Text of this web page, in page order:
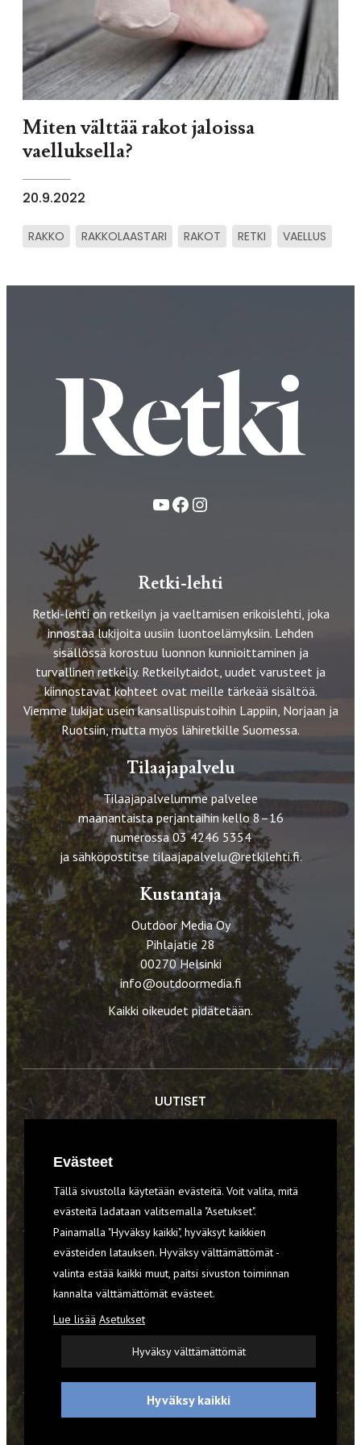
Miten välttää rakot jaloissa
vaelluksella?
20.9.2022
RAKKO RAKKOLAASTARI RAKOT RETKI VAELLUS
YouTube
FacebookInstagram
Retki-lehti
Retki-lehti on retkeilyn ja vaeltamisen erikoislehti, joka
innostaa lukijoita uusiin luontoelämyksiin. Lehden
sisällössä korostuu luonnon kunnioittaminen ja
turvallinen retkeily. Retkeilytaidot, uudet varusteet ja
kiinnostavat kohteet ovat meille tärkeää sisältöä.
Viemme lukijat usein kansallispuistoihin Lappiin, Norjaan ja
Ruotsiin, mutta myös lähiretkille Suomessa.
Tilaajapalvelu
Tilaajapalvelumme palvelee
maanantaista perjantaihin kello 8–16
numerossa 03 4246 5354
ja sähköpostitse tilaajapalvelu@retkilehti.fi.
Kustantaja
Outdoor Media Oy
Pihlajatie 28
00270 Helsinki
info@outdoormedia.fi
Kaikki oikeudet pidätetään.
UUTISET
VARUSTEET
TILAA RETKI-LEHTI
YHTEYSTIEDOT
REKISTERISELOSTE
EVÄSTEET
Evästeet
Tällä sivustolla käytetään evästeitä. Voit valita, mitä
evästeitä ladataan valitsemalla "Asetukset".
Painamalla "Hyväksy kaikki", hyväksyt kaikkien
evästeiden latauksen. Hyväksy välttämättömät -
valinta estää kaikki muut, paitsi sivuston toiminnan
kannalta välttämättömät evästeet.
Lue lisää Asetukset
Hyväksy välttämättömät
Hyväksy kaikki